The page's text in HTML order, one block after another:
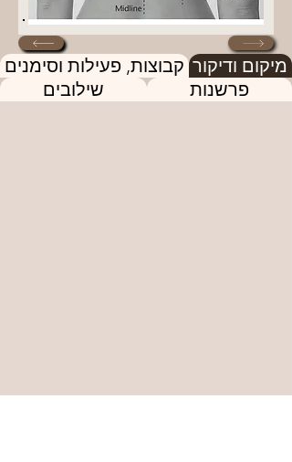
מיקום ודיקור קבוצות, פעילות וסימנים
פרשנות
שילובים